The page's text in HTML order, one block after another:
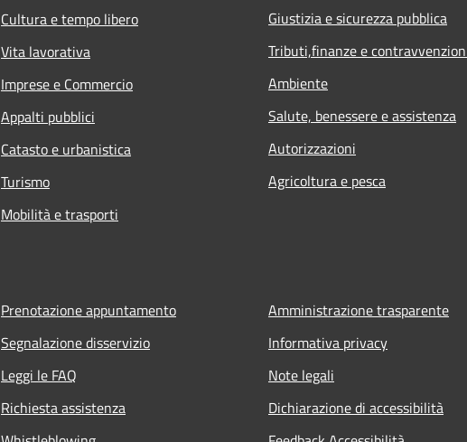
Cultura e tempo libero
Vita lavorativa
Imprese e Commercio
Appalti pubblici
Catasto e urbanistica
Turismo
Mobilità e trasporti
Giustizia e sicurezza pubblica
Tributi,finanze e
Ambiente
Salute, benessere e assistenza
Autorizzazioni
Agricoltura e pesca
Prenotazione appuntamento
Segnalazione disservizio
Leggi le FAQ
Richiesta assistenza
Amministrazione trasparente
Informativa privacy
Note legali
Dichiarazione di accessibilità